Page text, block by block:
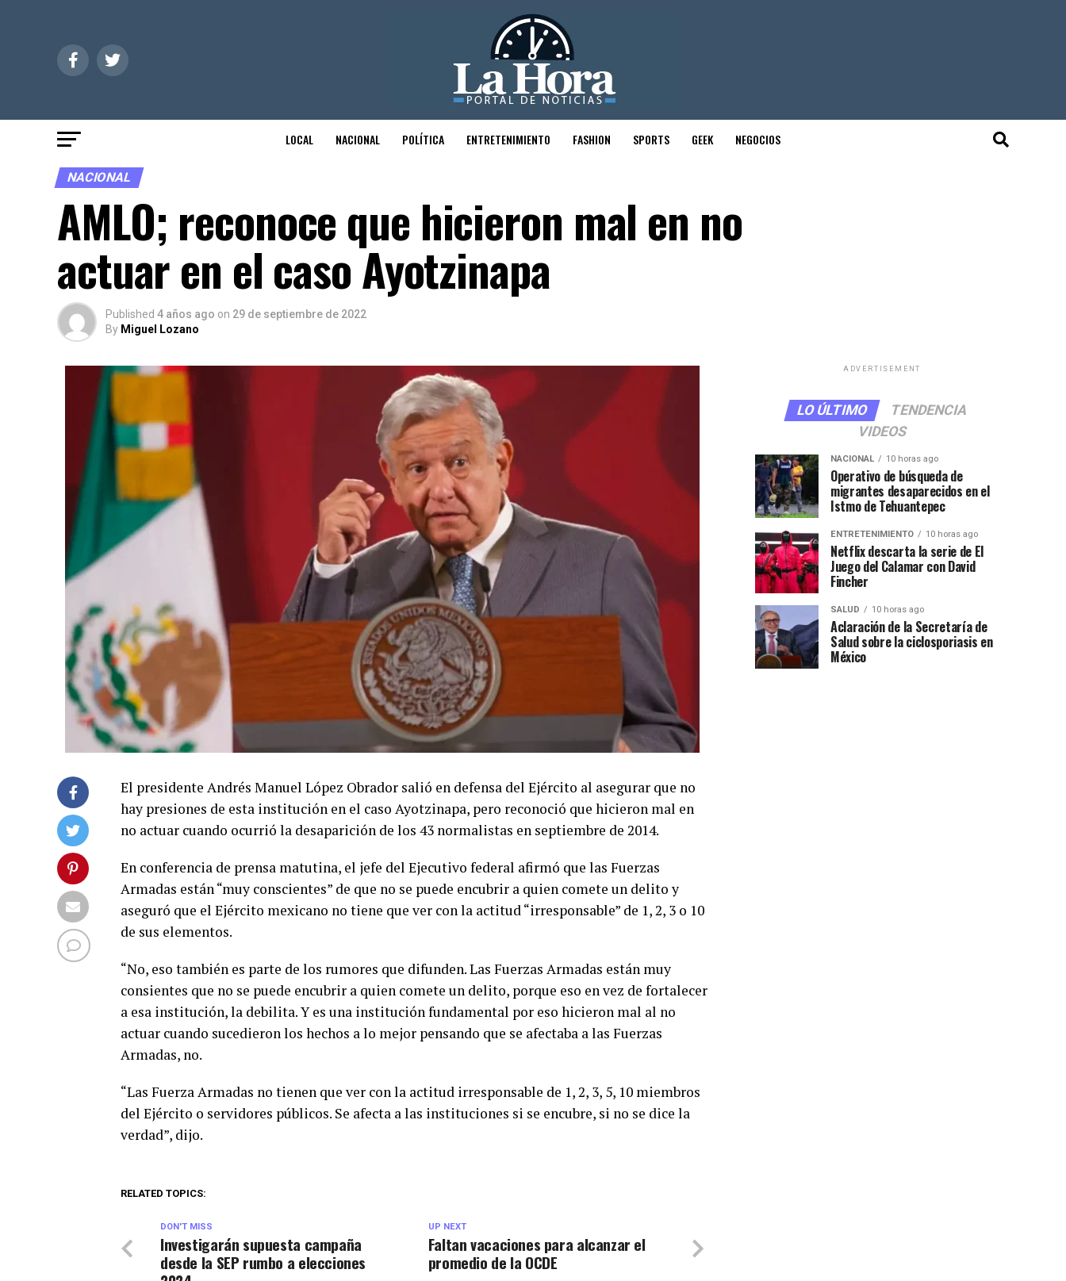
LOCAL NACIONAL POLÍTICA ENTRETENIMIENTO FASHION SPORTS GEEK NEGOCIOS
NACIONAL
AMLO; reconoce que hicieron mal en no
actuar en el caso Ayotzinapa
Published 4 años ago on 29 de septiembre de 2022
By Miguel Lozano
El presidente Andrés Manuel López Obrador salió en defensa del Ejército al asegurar que no
hay presiones de esta institución en el caso Ayotzinapa, pero reconoció que hicieron mal en
no actuar cuando ocurrió la desaparición de los 43 normalistas en septiembre de 2014.
En conferencia de prensa matutina, el jefe del Ejecutivo federal afirmó que las Fuerzas
Armadas están “muy conscientes” de que no se puede encubrir a quien comete un delito y
aseguró que el Ejército mexicano no tiene que ver con la actitud “irresponsable” de 1, 2, 3 o 10
de sus elementos.
“No, eso también es parte de los rumores que difunden. Las Fuerzas Armadas están muy
consientes que no se puede encubrir a quien comete un delito, porque eso en vez de fortalecer
a esa institución, la debilita. Y es una institución fundamental por eso hicieron mal al no
actuar cuando sucedieron los hechos a lo mejor pensando que se afectaba a las Fuerzas
Armadas, no.
“Las Fuerza Armadas no tienen que ver con la actitud irresponsable de 1, 2, 3, 5, 10 miembros
del Ejército o servidores públicos. Se afecta a las instituciones si se encubre, si no se dice la
verdad”, dijo.
RELATED TOPICS:
UP NEXT
Faltan vacaciones para alcanzar el
promedio de la OCDE
DON'T MISS
Investigarán supuesta campaña
desde la SEP rumbo a elecciones
ADVERTISEMENT
LO ÚLTIMO
TENDENCIA
VIDEOS
NACIONAL 10 horas ago
Operativo de búsqueda de
migrantes desaparecidos en el
Istmo de Tehuantepec
ENTRETENIMIENTO 10 horas ago
Netflix descarta la serie de El
Juego del Calamar con David
Fincher
SALUD 10 horas ago
Aclaración de la Secretaría de
Salud sobre la ciclosporiasis en
México